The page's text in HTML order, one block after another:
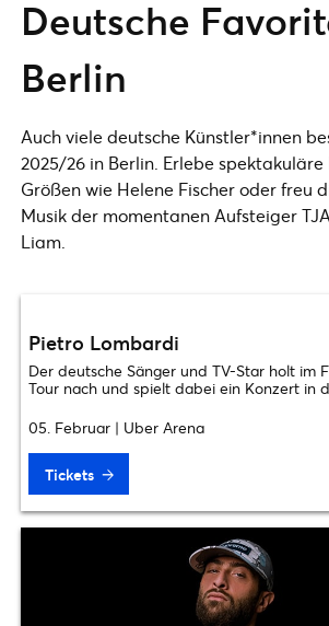
Deutsche
Berlin
Auch viele deutsche Künstler*innen
2025/26 in Berlin. Erlebe spektakuläre
Größen wie Helene Fischer oder freu
Musik der momentanen Aufsteiger
Liam.
Pietro Lombardi
Der deutsche Sänger und TV-Star holt im
Tour nach und spielt dabei ein Konzert in
05. Februar | Uber Arena
Tickets